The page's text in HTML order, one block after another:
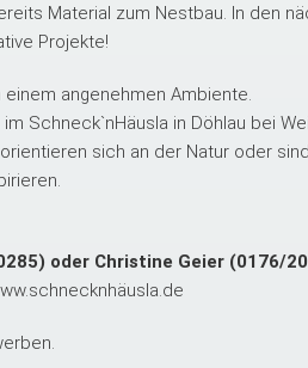
Material zum Nestbau. In den
Projekte!
angenehmen Ambiente.
Schneck`nHäusla in Döhlau bei
sich an der Natur oder
oder Christine Geier (0176/